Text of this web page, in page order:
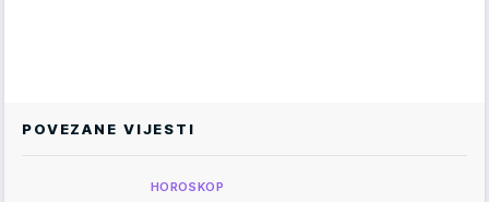
POVEZANE VIJESTI
HOROSKOP